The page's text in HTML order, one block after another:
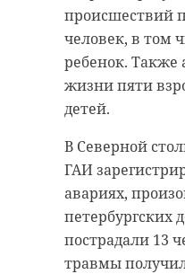
происшествий
человек, в том
ребенок. Также
жизни пяти
детей.
В Северной
ГАИ
авариях,
петербургских
пострадали 13
травмы